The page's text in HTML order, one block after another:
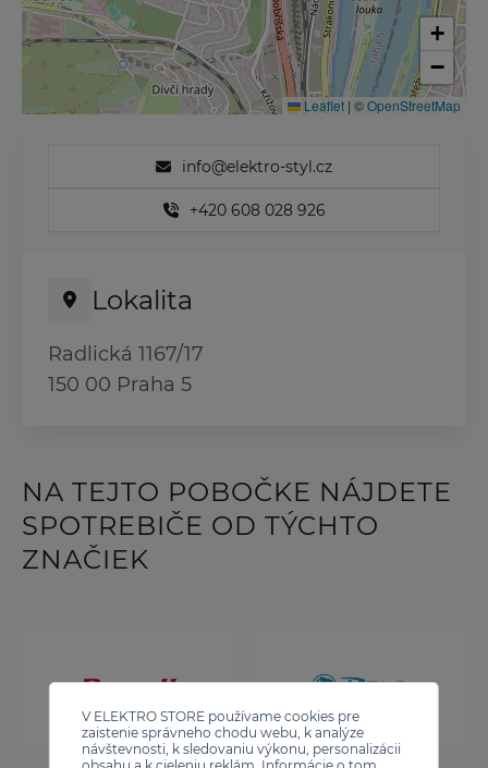
V ELEKTRO STORE používame cookies pre
zaistenie správneho chodu webu, k analýze
návštevnosti, k sledovaniu výkonu, personalizácii
obsahu a k cieleniu reklám. Informácie o tom,
info@elektro-styl.cz
+420 608 028 926
Lokalita
Radlická 1167/17
150 00 Praha 5
+
−
Leaflet | ©OpenStreetMap
NA TEJTO POBOČKE NÁJDETE
SPOTREBIČE OD TÝCHTO
ZNAČIEK